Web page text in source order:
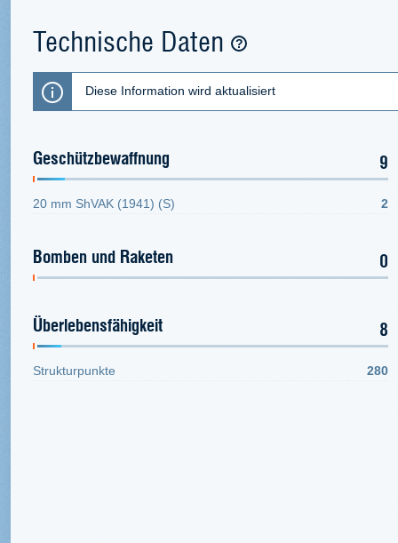
Technische Daten
Diese Information wird aktualisiert
Geschützbewaffnung 9
20 mm ShVAK (1941) (S) 2
Bomben und Raketen 0
Überlebensfähigkeit 8
Strukturpunkte 280